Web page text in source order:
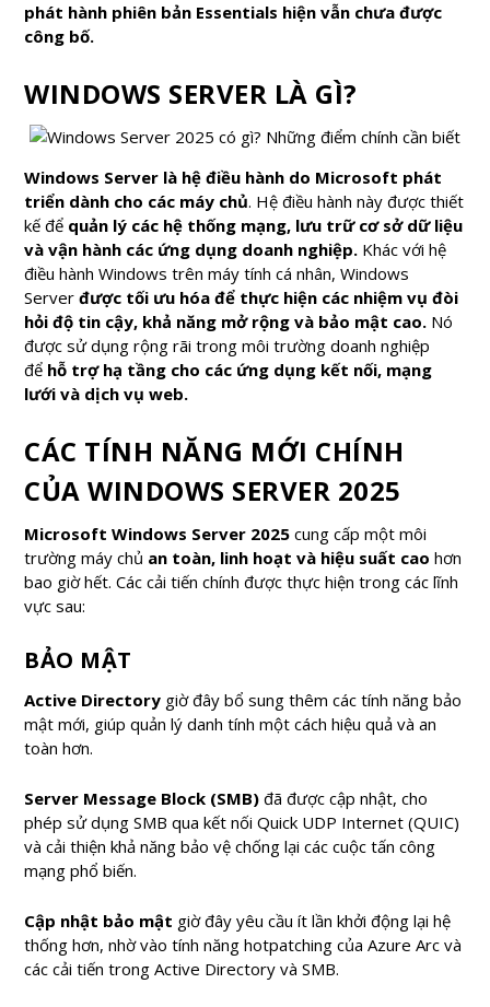
phát hành phiên bản Essentials hiện vẫn chưa được
công bố.
WINDOWS SERVER LÀ GÌ?
Windows Server là hệ điều hành do Microsoft phát
triển dành cho các máy chủ. Hệ điều hành này được thiết
kế để quản lý các hệ thống mạng, lưu trữ cơ sở dữ liệu
và vận hành các ứng dụng doanh nghiệp. Khác với hệ
điều hành Windows trên máy tính cá nhân, Windows
Serverđược tối ưu hóa để thực hiện các nhiệm vụ đòi
hỏi độ tin cậy, khả năng mở rộng và bảo mật cao. Nó
được sử dụng rộng rãi trong môi trường doanh nghiệp
để hỗ trợ hạ tầng cho các ứng dụng kết nối, mạng
lưới và dịch vụ web.
CÁC TÍNH NĂNG MỚI CHÍNH
CỦA WINDOWS SERVER 2025
Microsoft Windows Server 2025 cung cấp một môi
trường máy chủ an toàn, linh hoạt và hiệu suất cao hơn
bao giờ hết. Các cải tiến chính được thực hiện trong các lĩnh
vực sau:
BẢO MẬT
Active Directory giờ đây bổ sung thêm các tính năng bảo
mật mới, giúp quản lý danh tính một cách hiệu quả và an
toàn hơn.
Server Message Block (SMB) đã được cập nhật, cho
phép sử dụng SMB qua kết nối Quick UDP Internet (QUIC)
và cải thiện khả năng bảo vệ chống lại các cuộc tấn công
mạng phổ biến.
Cập nhật bảo mật giờ đây yêu cầu ít lần khởi động lại hệ
thống hơn, nhờ vào tính năng hotpatching của Azure Arc và
các cải tiến trong Active Directory và SMB.